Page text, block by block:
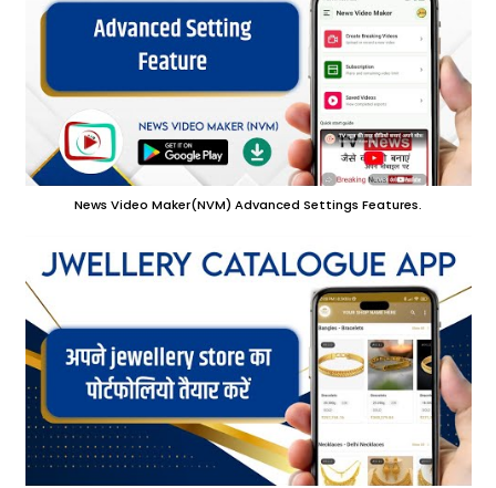
News Video Maker(NVM) Advanced Settings Features.